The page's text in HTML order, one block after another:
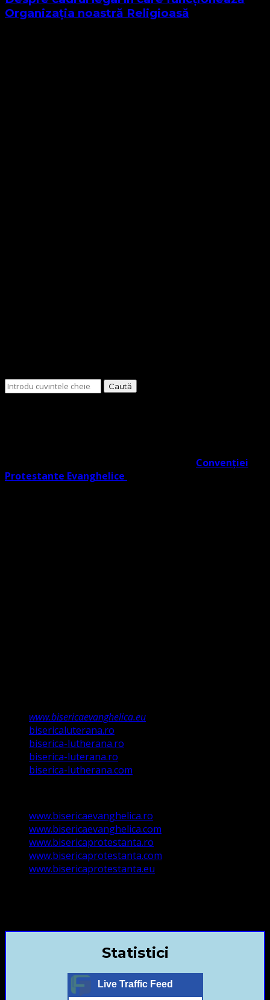
Organizația noastră Religioasă
Cauți
ceva?
Convenției
Protestante Evanghelice
www.bisericaevanghelica.eu
bisericaluterana.ro
biserica-lutherana.ro
biserica-luterana.ro
biserica-lutherana.com
www.bisericaevanghelica.ro
www.bisericaevanghelica.com
www.bisericaprotestanta.ro
www.bisericaprotestanta.com
www.bisericaprotestanta.eu
Statistici
Live Traffic Feed